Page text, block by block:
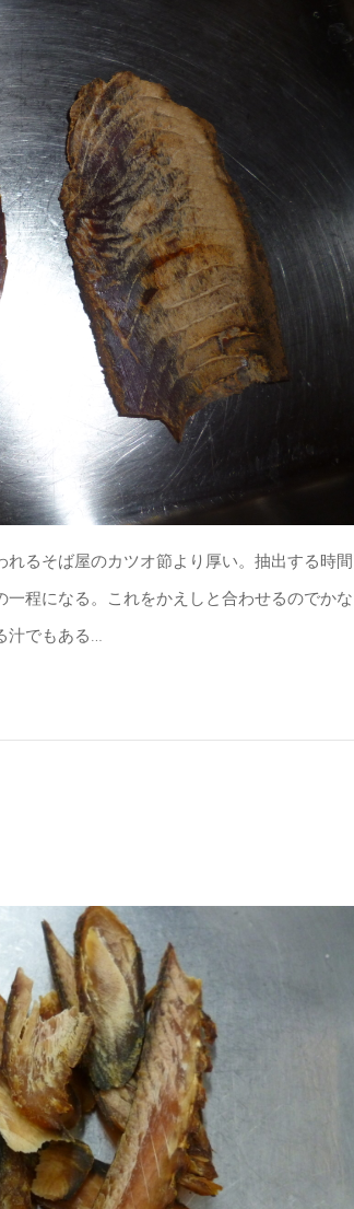
るそば屋のカツオ節より厚い。抽出する時間
程になる。これをかえしと合わせるのでかな
でもある…